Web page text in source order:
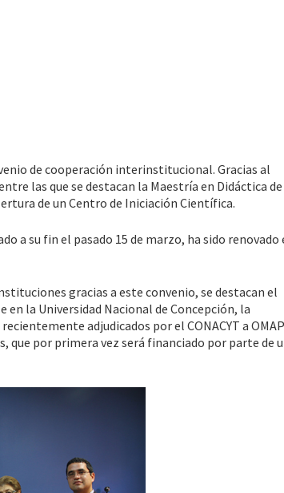
de cooperación interinstitucional. Gracias al
las que se destacan la Maestría en Didáctica
de un Centro de Iniciación Científica.
a su fin el pasado 15 de marzo, ha sido renovado
gracias a este convenio, se destacan el
en la Universidad Nacional de Concepción, la
adjudicados por el CONACYT a
por primera vez será financiado por parte de